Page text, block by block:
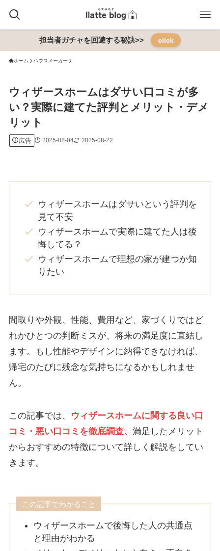
担当者ガチャを回避する秘訣>> click
ホーム ハウスメーカー
ウィザースホームはダサい口コミが多
い？実際に建てた評判とメリット・デメ
リット
広告 2025-08-04 2025-08-22
ウィザースホームはダサいという評判を
見て不安
ウィザースホームで実際に建てた人は後
悔してる？
ウィザースホームで理想の家が建つか知
りたい
間取りや外観、性能、費用など、家づくりではど
れかひとつの判断ミスが、将来の満足度に直結し
ます。もし性能やデザインに納得できなければ、
帰宅のたびに残念な気持ちになるかもしれませ
ん。
この記事では、
ウィザースホームに関する良い口
コミ・悪い口コミを徹底調査。満足したメリット
からおすすめの特徴について詳しく解説をしてい
きます。
この記事でわかること
ウィザースホームで後悔した人の共通点
と理由がわかる